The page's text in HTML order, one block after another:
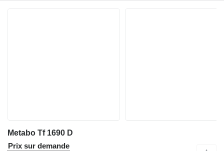
Metabo Tf 1690 D
Prix sur demande